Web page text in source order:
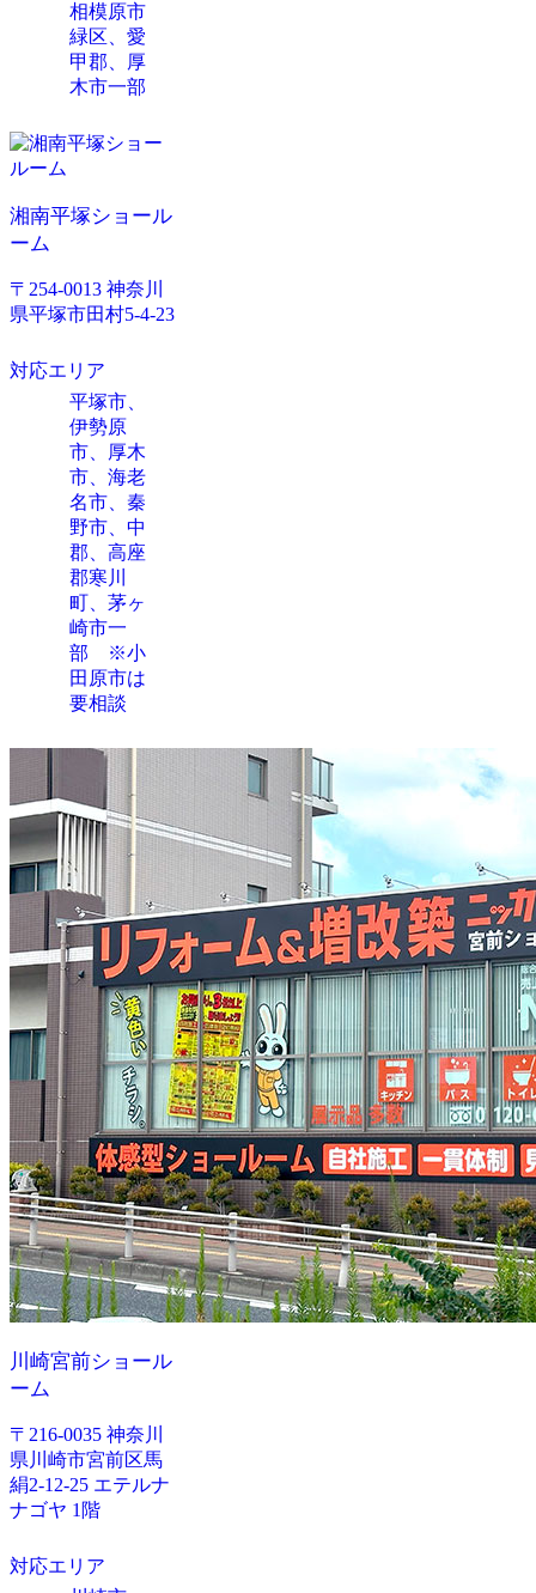
相模原市
緑区、愛
甲郡、厚
木市一部
湘南平塚ショール
ーム
〒254-0013 神奈川
県平塚市田村5-4-23
対応エリア
平塚市、
伊勢原
市、厚木
市、海老
名市、秦
野市、中
郡、高座
郡寒川
町、茅ヶ
崎市一
部 ※小
田原市は
要相談
川崎宮前ショール
ーム
〒216-0035 神奈川
県川崎市宮前区馬
絹2-12-25 エテルナ
ナゴヤ 1階
対応エリア